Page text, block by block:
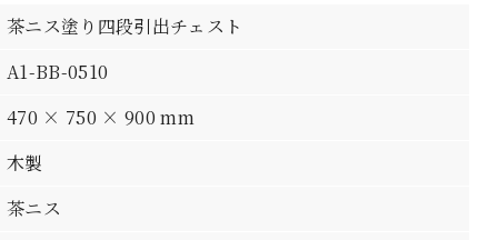
茶ニス塗り四段引出チェスト
A1-BB-0510
470 × 750 × 900 mm
木製
茶ニス